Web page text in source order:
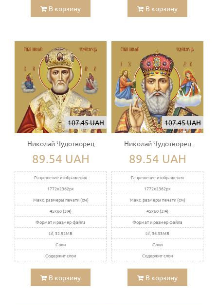
В корзину В корзину
107.45 UAH
Николай Чудотворец
89.54 UAH
Разрешение изображения
1772x2362px
Макс. размеры печати (см)
45x60 (3:4)
Формат и размер файла
tif, 32.52MB
Слои
Содержит слои
В корзину
107.45 UAH
Николай Чудотворец
89.54 UAH
Разрешение изображения
1772x2362px
Макс. размеры печати (см)
45x60 (3:4)
Формат и размер файла
tif, 36.33MB
Слои
Содержит слои
В корзину